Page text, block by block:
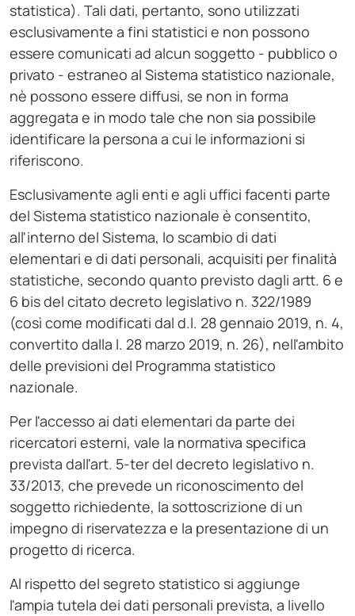
statistica). Tali dati, pertanto, sono utilizzati
esclusivamente a fini statistici e non possono
essere comunicati ad alcun soggetto - pubblico o
privato - estraneo al Sistema statistico nazionale,
nè possono essere diffusi, se non in forma
aggregata e in modo tale che non sia possibile
identificare la persona a cui le informazioni si
riferiscono.
Esclusivamente agli enti e agli uffici facenti parte
del Sistema statistico nazionale è consentito,
all'interno del Sistema, lo scambio di dati
elementari e di dati personali, acquisiti per finalità
statistiche, secondo quanto previsto dagli artt. 6 e
6 bis del citato decreto legislativo n. 322/1989
(così come modificati dal d.l. 28 gennaio 2019, n. 4,
convertito dalla l. 28 marzo 2019, n. 26), nell'ambito
delle previsioni del Programma statistico
nazionale.
Per l'accesso ai dati elementari da parte dei
ricercatori esterni, vale la normativa specifica
prevista dall'art. 5-ter del decreto legislativo n.
33/2013, che prevede un riconoscimento del
soggetto richiedente, la sottoscrizione di un
impegno di riservatezza e la presentazione di un
progetto di ricerca.
Al rispetto del segreto statistico si aggiunge
l'ampia tutela dei dati personali prevista, a livello